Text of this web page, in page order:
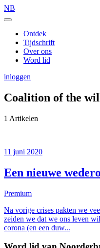
NB
Ontdek
Tijdschrift
Over ons
Word lid
inloggen
Coalition of the
1 Artikelen
11 juni 2020
Een nieuwe
Premium
Na vorige crises pakten we
zeiden we dat we ons leven
corona (en een duw...